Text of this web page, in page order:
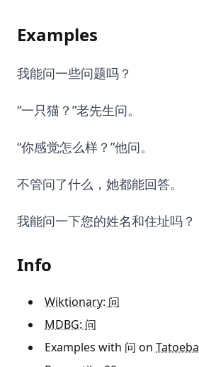
Examples
我能问一些问题吗？
“一只猫？”老先生问。
“你感觉怎么样？”他问。
不管问了什么，她都能回答。
我能问一下您的姓名和住址吗？
Info
Wiktionary: 问
MDBG: 问
Examples with 问 on Tatoeba